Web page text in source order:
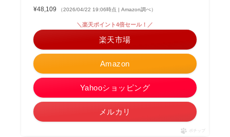
¥48,109 （2026/04/22 19:06時点 | Amazon調べ）
Amazon
＼楽天ポイント4倍セール！／
楽天市場
Yahooショッピング
メルカリ
ポチップ